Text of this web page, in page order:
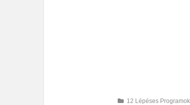
12 Lépéses Programok